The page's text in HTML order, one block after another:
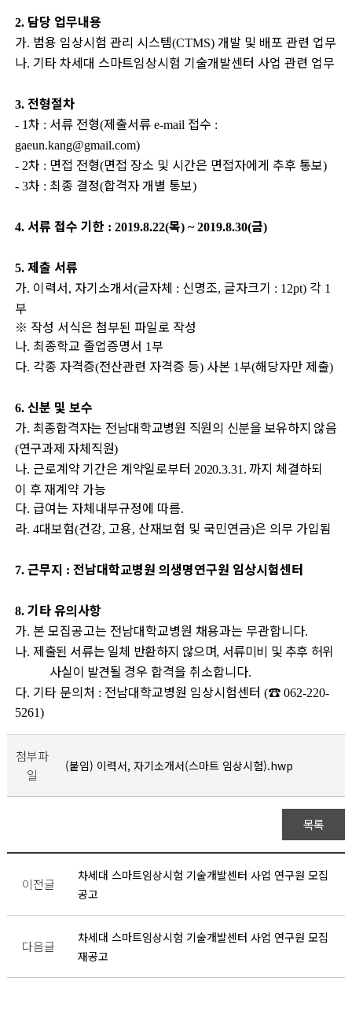
2. 담당 업무내용
가. 범용 임상시험 관리 시스템(CTMS) 개발 및 배포 관련 업무
나. 기타 차세대 스마트임상시험 기술개발센터 사업 관련 업무
3. 전형절차
- 1차 : 서류 전형(제출서류 e-mail 접수 :
gaeun.kang@gmail.com)
- 2차 : 면접 전형(면접 장소 및 시간은 면접자에게 추후 통보)
- 3차 : 최종 결정(합격자 개별 통보)
4. 서류 접수 기한 : 2019.8.22(목) ~ 2019.8.30(금)
5. 제출 서류
가. 이력서, 자기소개서(글자체 : 신명조, 글자크기 : 12pt) 각 1
부
※ 작성 서식은 첨부된 파일로 작성
나. 최종학교 졸업증명서 1 부
다. 각종 자격증(전산관련 자격증 등) 사본 1 부(해당자만 제출)
6. 신분 및 보수
가. 최종합격자는 전남대학교병원 직원의 신분을 보유하지 않음
(연구과제 자체직원)
나. 근로계약 기간은 계약일로부터 2020.3.31. 까지 체결하되
이 후 재계약 가능
다. 급여는 자체내부규정에 따름.
라. 4대보험(건강, 고용, 산재보험 및 국민연금)은 의무 가입됨
7. 근무지 : 전남대학교병원 의생명연구원 임상시험센터
8. 기타 유의사항
가. 본 모집공고는 전남대학교병원 채용과는 무관합니다.
나. 제출된 서류는 일체 반환하지 않으며, 서류미비 및 추후 허위
사실이 발견될 경우 합격을 취소합니다.
다. 기타 문의처 : 전남대학교병원 임상시험센터 (☎ 062-220-
5261)
첨부파
일
(붙임) 이력서, 자기소개서(스마트 임상시험).hwp
목록
이전글
차세대 스마트임상시험 기술개발센터 사업 연구원 모집
공고
다음글
차세대 스마트임상시험 기술개발센터 사업 연구원 모집
재공고